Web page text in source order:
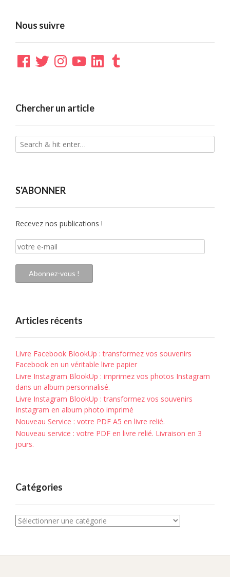
Nous suivre
Facebook
TwitterInstagramYouTubeLinkedInTumblr
Chercher un article
S'ABONNER
Recevez nos publications !
votre
e-
mail
Abonnez-vous !
Articles récents
Livre Facebook BlookUp : transformez vos souvenirs
Facebook en un véritable livre papier
Livre Instagram BlookUp : imprimez vos photos Instagram
dans un album personnalisé.
Livre Instagram BlookUp : transformez vos souvenirs
Instagram en album photo imprimé
Nouveau Service : votre PDF A5 en livre relié.
Nouveau service : votre PDF en livre relié. Livraison en 3
jours.
Catégories
Catégories